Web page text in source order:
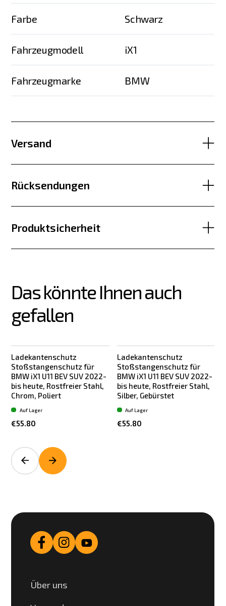
Farbe Schwarz
Fahrzeugmodell iX1
Fahrzeugmarke BMW
Versand
Rücksendungen
Produktsicherheit
Das könnte Ihnen auch
gefallen
Ladekantenschutz
Stoßstangenschutz für
BMW iX1 U11 BEV SUV 2022-
bis heute, Rostfreier Stahl,
Chrom, Poliert
€55.80
Auf Lager
Ladekantenschutz
Stoßstangenschutz für
BMW iX1 U11 BEV SUV 2022-
bis heute, Rostfreier Stahl,
Silber, Gebürstet
€55.80
Auf Lager
Über uns